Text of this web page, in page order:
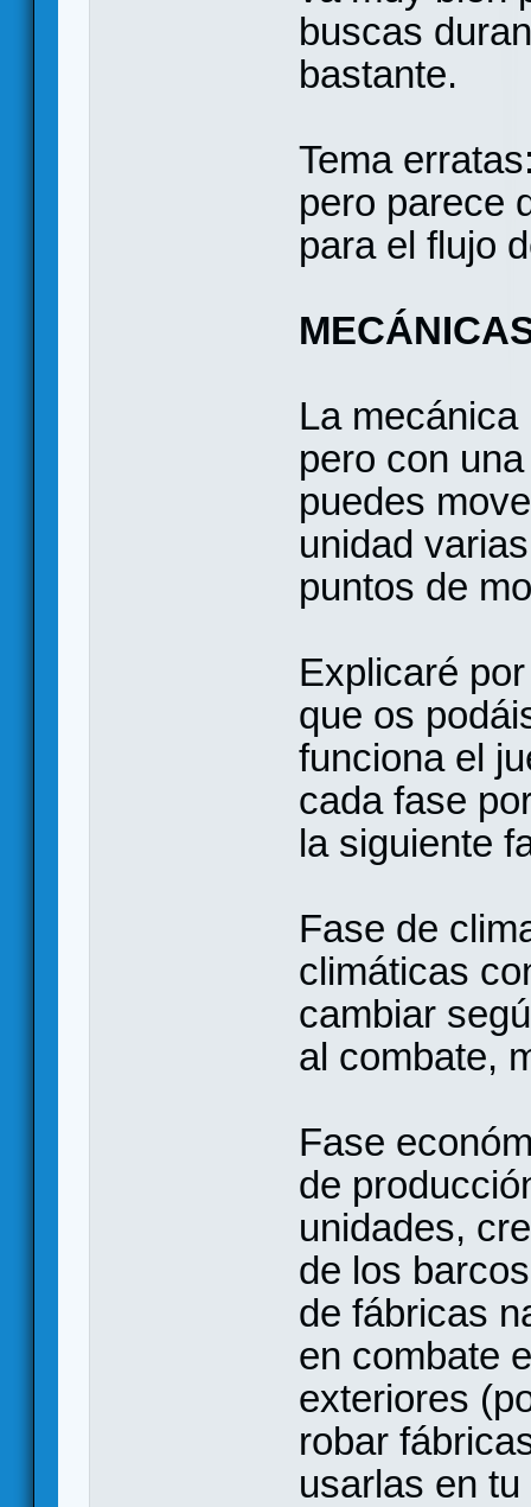
buscas
bastante.
Tema
pero parece
para el flujo
La mecánica
pero con
puedes
unidad
puntos de
Explicaré
que os
funciona el
cada fase
la siguiente
Fase de
climáticas
cambiar
al combate,
Fase
de
unidades,
de los
de fábricas
en combate
exteriores
robar
usarlas en